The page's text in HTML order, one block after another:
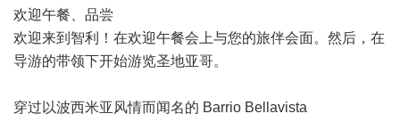
欢迎午餐、品尝
欢迎来到智利！在欢迎午餐会上与您的旅伴会面。然后，在
导游的带领下开始游览圣地亚哥。
穿过以波西米亚风情而闻名的 Barrio Bellavista